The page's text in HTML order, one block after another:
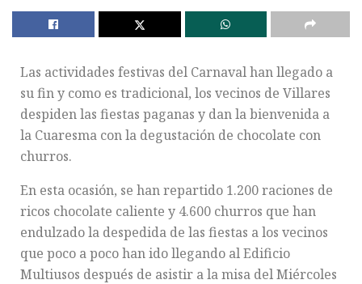
Las actividades festivas del Carnaval han llegado a
su fin y como es tradicional, los vecinos de Villares
despiden las fiestas paganas y dan la bienvenida a
la Cuaresma con la degustación de chocolate con
churros.
En esta ocasión, se han repartido 1.200 raciones de
ricos chocolate caliente y 4.600 churros que han
endulzado la despedida de las fiestas a los vecinos
que poco a poco han ido llegando al Edificio
Multiusos después de asistir a la misa del Miércoles